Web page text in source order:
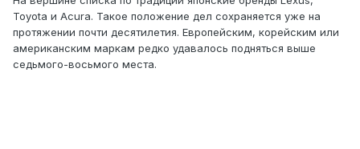
Toyota и Acura. Такое положение дел сохраняется уже на
протяжении почти десятилетия. Европейским, корейским или
американским маркам редко удавалось подняться выше
седьмого-восьмого места.